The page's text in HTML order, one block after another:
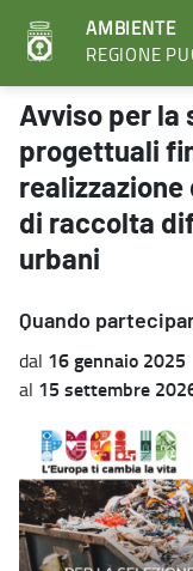
AMBIENTE
REGIONE
Avviso per la
Avviso per la
progettuali
di raccolta
urbani
Quando
dal 16 gennaio 2025
al 15 settembre